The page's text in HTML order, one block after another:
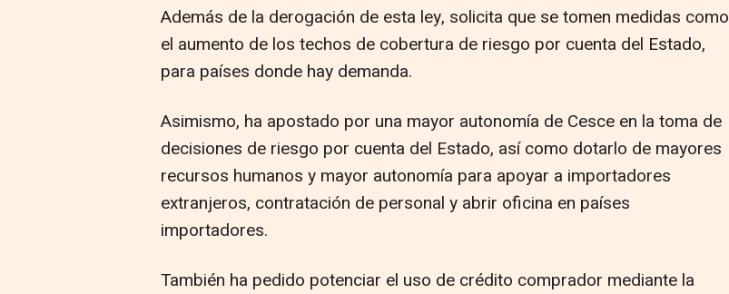
Además de la derogación de esta ley, solicita que se tomen medidas como
el aumento de los techos de cobertura de riesgo por cuenta del Estado,
para países donde hay demanda.
Asimismo, ha apostado por una mayor autonomía de Cesce en la toma de
decisiones de riesgo por cuenta del Estado, así como dotarlo de mayores
recursos humanos y mayor autonomía para apoyar a importadores
extranjeros, contratación de personal y abrir oficina en países
importadores.
También ha pedido potenciar el uso de crédito comprador mediante la